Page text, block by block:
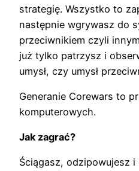
strategię. Wszystko to
następnie wgrywasz do
przeciwnikiem czyli
już tylko patrzysz i
umysł, czy umysł
Generanie Corewars to
komputerowych.
Jak zagrać?
Ściągasz, odzipowujesz i